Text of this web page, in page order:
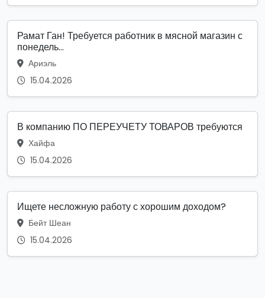
Рамат Ган! Требуется работник в мясной магазин с
понедель...
Ариэль
15.04.2026
В компанию ПО ПЕРЕУЧЕТУ ТОВАРОВ требуются
Хайфа
15.04.2026
Ищете несложную работу с хорошим доходом?
Бейт Шеан
15.04.2026